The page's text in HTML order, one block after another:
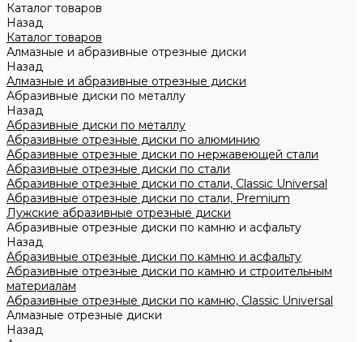
Каталог товаров
Назад
Каталог товаров
Алмазные и абразивные отрезные диски
Назад
Алмазные и абразивные отрезные диски
Абразивные диски по металлу
Назад
Абразивные диски по металлу
Абразивные отрезные диски по алюминию
Абразивные отрезные диски по нержавеющей стали
Абразивные отрезные диски по стали
Абразивные отрезные диски по стали, Classic Universal
Абразивные отрезные диски по стали, Premium
Лужские абразивные отрезные диски
Абразивные отрезные диски по камню и асфальту
Назад
Абразивные отрезные диски по камню и асфальту
Абразивные отрезные диски по камню и строительным
материалам
Абразивные отрезные диски по камню, Classic Universal
Алмазные отрезные диски
Назад